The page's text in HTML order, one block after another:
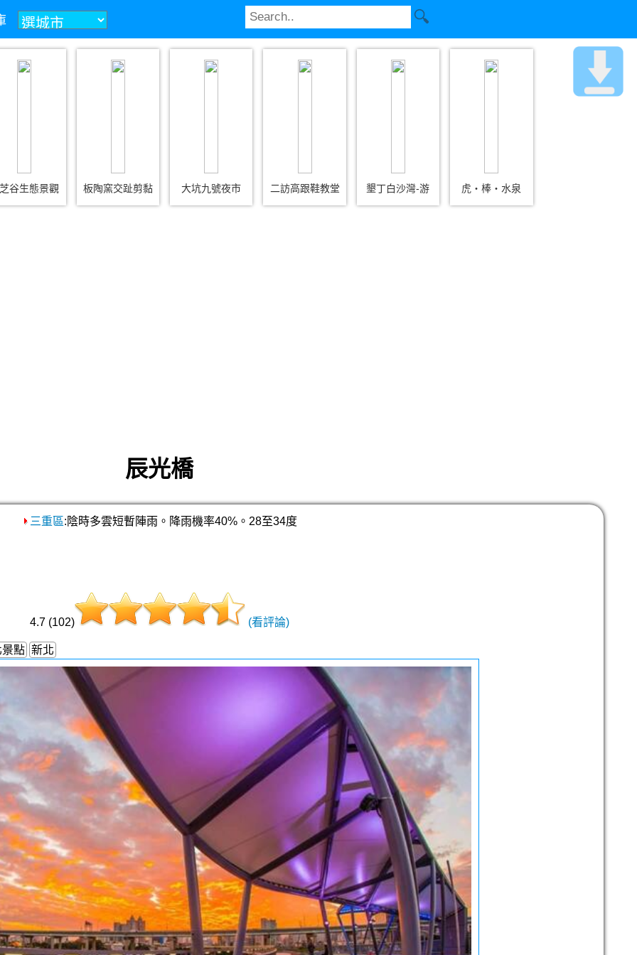
谷生態景觀 板陶窯交趾剪黏 大坑九號夜市 二訪高跟鞋教堂 墾丁白沙灣-游 虎‧棒‧水泉
辰光橋
三重區:陰時多雲短暫陣雨。降雨機率40%。28至34度
4.7 (102) (看評論)
點 新北